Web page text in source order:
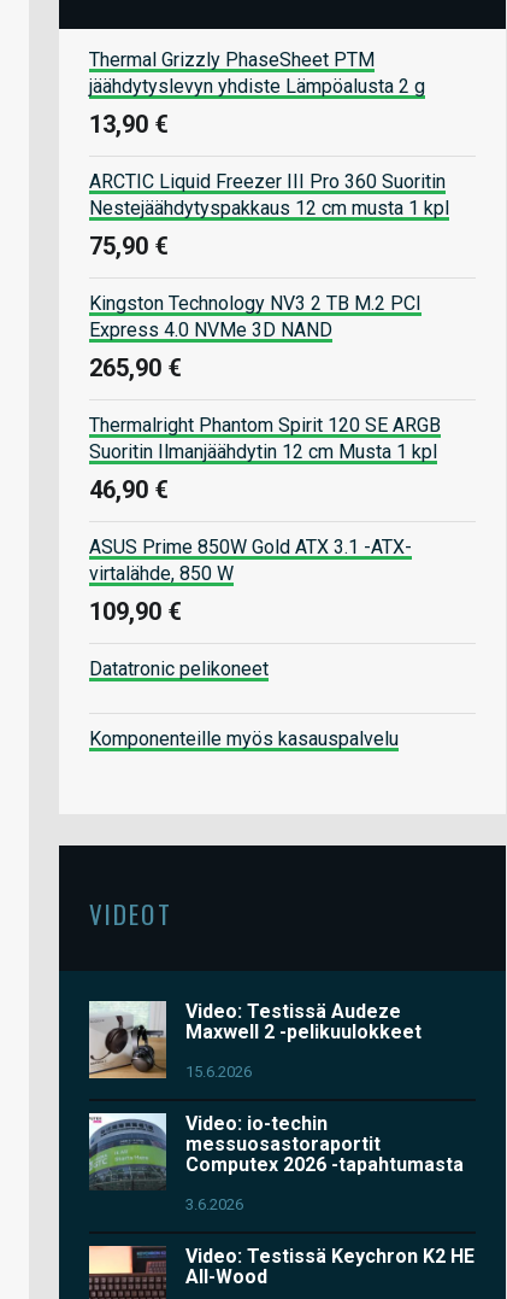
Thermal Grizzly PhaseSheet PTM
jäähdytyslevyn yhdiste Lämpöalusta 2 g
13,90 €
ARCTIC Liquid Freezer III Pro 360 Suoritin
Nestejäähdytyspakkaus 12 cm musta 1 kpl
75,90 €
Kingston Technology NV3 2 TB M.2 PCI
Express 4.0 NVMe 3D NAND
265,90 €
Thermalright Phantom Spirit 120 SE ARGB
Suoritin Ilmanjäähdytin 12 cm Musta 1 kpl
46,90 €
ASUS Prime 850W Gold ATX 3.1 -ATX-
virtalähde, 850 W
109,90 €
Datatronic pelikoneet
Komponenteille myös kasauspalvelu
VIDEOT
Video: Testissä Audeze
Maxwell 2 -pelikuulokkeet
15.6.2026
Video: io-techin
messuosastoraportit
Computex 2026 -tapahtumasta
3.6.2026
Video: Testissä Keychron K2 HE
All-Wood